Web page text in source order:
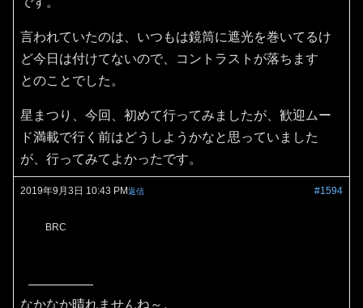
言われていたのは、いつもは鏡筒に遮光を巻いてるけ
ど今日は付けてないので、コントラストが落ちます
とのことでした。
星まつり、今回、初めて行ってみましたが、歓迎ムー
ド満載で行く前はどうしようかなと思っていました
が、行ってみてよかったです。
2019年9月3日 10:43 PM #1594
返信
BRC
なかなか晴れませんね～。